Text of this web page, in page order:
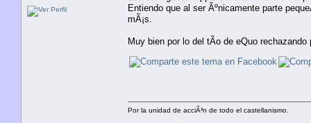
Entiendo que al ser Ãºnicamente parte
mÃ¡s.
Muy bien por lo del tÃ­o de eQuo
Por la unidad de acciÃ³n de todo el castellanismo.